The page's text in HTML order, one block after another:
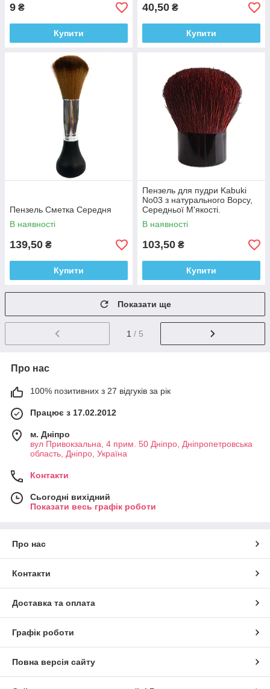
9 ₴
Купити
40,50 ₴
Купити
Пензель Сметка Середня
В наявності
139,50 ₴
Купити
Пензель для пудри Kabuki
No03 з натурального Ворсу,
Середньої М'якості.
В наявності
103,50 ₴
Купити
Показати ще
1 / 5
Про нас
100% позитивних з 27 відгуків за рік
Працює з 17.02.2012
м. Дніпро
вул Привокзальна, 4 прим. 50 Дніпро, Дніпропетровська
область, Дніпро, Україна
Контакти
Сьогодні вихідний
Показати весь графік роботи
Про нас
Контакти
Доставка та оплата
Графік роботи
Повна версія сайту